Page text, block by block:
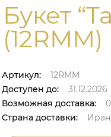
Букет
(12RMM)
Артикул:
12RMM
Доступен до:
31.12.2026
Возможная доставка:
Страна доставки:
Иран